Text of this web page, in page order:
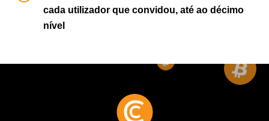
cada utilizador que convidou, até ao décimo
nível